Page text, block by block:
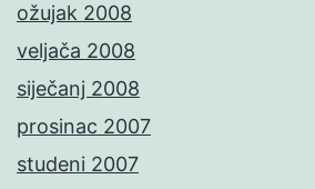
ožujak 2008
veljača 2008
siječanj 2008
prosinac 2007
studeni 2007